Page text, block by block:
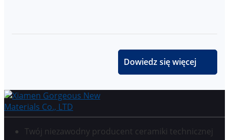
Dowiedz się więcej
Twój niezawodny producent ceramiki technicznej